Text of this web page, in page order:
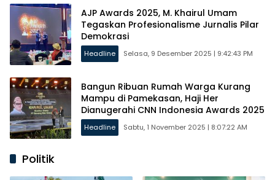
AJP Awards 2025, M. Khairul Umam
Tegaskan Profesionalisme Jurnalis Pilar
Demokrasi
Headline Selasa, 9 Desember 2025 | 9:42:43 PM
Bangun Ribuan Rumah Warga Kurang
Mampu di Pamekasan, Haji Her
Dianugerahi CNN Indonesia Awards 2025
Headline Sabtu, 1 November 2025 | 8:07:22 AM
Politik